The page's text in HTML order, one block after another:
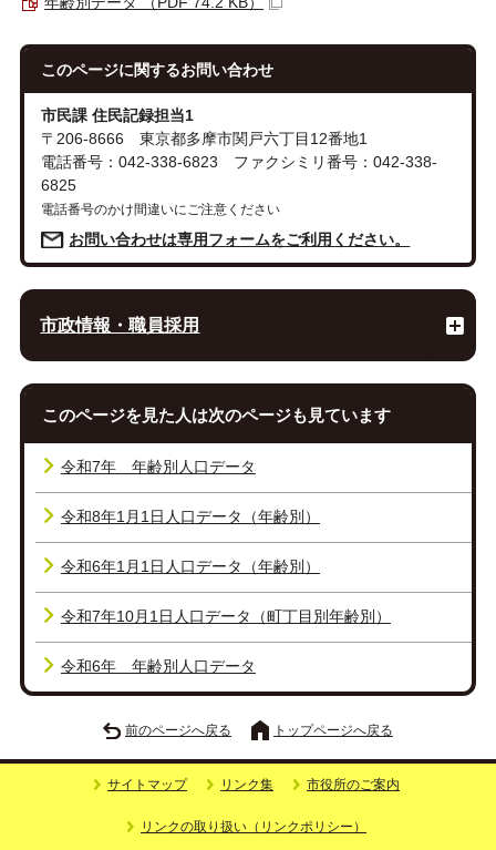
このページに関するお問い合わせ
市民課 住民記録担当1
〒206-8666 東京都多摩市関戸六丁目12番地1
電話番号：042-338-6823 ファクシミリ番号：042-338-
6825
電話番号のかけ間違いにご注意ください
お問い合わせは専用フォームをご利用ください。
市政情報・職員採用
このページを見た人は次のページも見ています
令和7年 年齢別人口データ
令和8年1月1日人口データ（年齢別）
令和6年1月1日人口データ（年齢別）
令和7年10月1日人口データ（町丁目別年齢別）
令和6年 年齢別人口データ
前のページへ戻る トップページへ戻る
サイトマップ リンク集 市役所のご案内
リンクの取り扱い（リンクポリシー）